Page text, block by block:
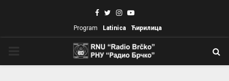
Facebook
TwitterInstagram
Youtube
Program Latinica Ћирилица